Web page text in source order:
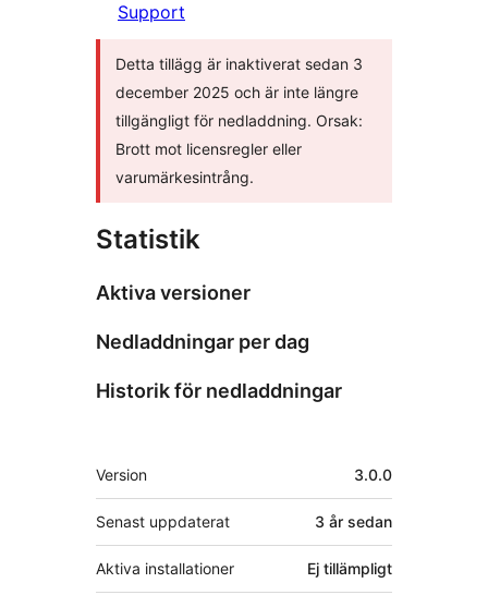
Support
Detta tillägg är inaktiverat sedan 3
december 2025 och är inte längre
tillgängligt för nedladdning. Orsak:
Brott mot licensregler eller
varumärkesintrång.
Statistik
Aktiva versioner
Nedladdningar per dag
Historik för nedladdningar
Meta
Version 3.0.0
Senast uppdaterat 3 år sedan
Aktiva installationer Ej tillämpligt